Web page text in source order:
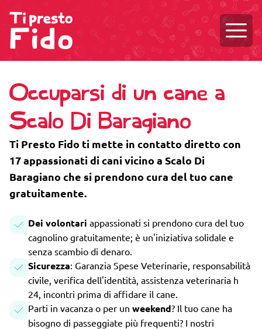
Occuparsi di un cane a
Scalo Di Baragiano
Ti Presto Fido ti mette in contatto diretto con
17 appassionati di cani vicino a Scalo Di
Baragiano che si prendono cura del tuo cane
gratuitamente.
Dei volontari appassionati si prendono cura del tuo
cagnolino gratuitamente; è un'iniziativa solidale e
senza scambio di denaro.
Sicurezza: Garanzia Spese Veterinarie, responsabilità
civile, verifica dell'identità, assistenza veterinaria h
24, incontri prima di affidare il cane.
Parti in vacanza o per un weekend? Il tuo cane ha
bisogno di passeggiate più frequenti? I nostri